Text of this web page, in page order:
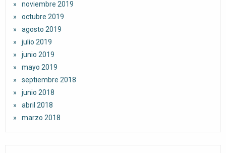
noviembre 2019
octubre 2019
agosto 2019
julio 2019
junio 2019
mayo 2019
septiembre 2018
junio 2018
abril 2018
marzo 2018